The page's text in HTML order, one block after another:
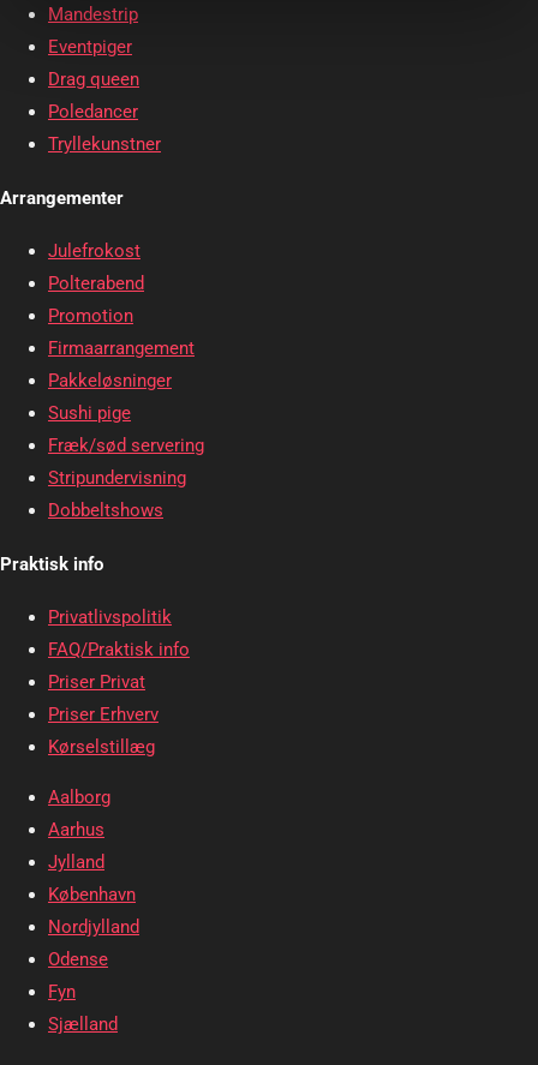
Mandestrip
Eventpiger
Drag queen
Poledancer
Tryllekunstner
Arrangementer
Julefrokost
Polterabend
Promotion
Firmaarrangement
Pakkeløsninger
Sushi pige
Fræk/sød servering
Stripundervisning
Dobbeltshows
Praktisk info
Privatlivspolitik
FAQ/Praktisk info
Priser Privat
Priser Erhverv
Kørselstillæg
Aalborg
Aarhus
Jylland
København
Nordjylland
Odense
Fyn
Sjælland